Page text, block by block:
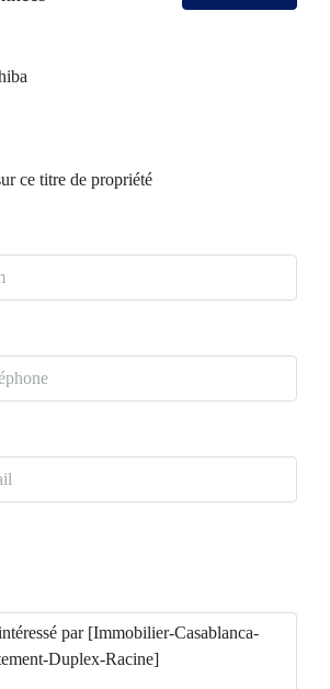
ce titre de propriété